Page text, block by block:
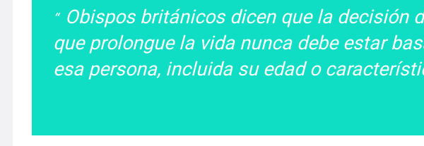
Obispos británicos dicen que la decisión
que prolongue la vida nunca debe estar
esa persona, incluida su edad o